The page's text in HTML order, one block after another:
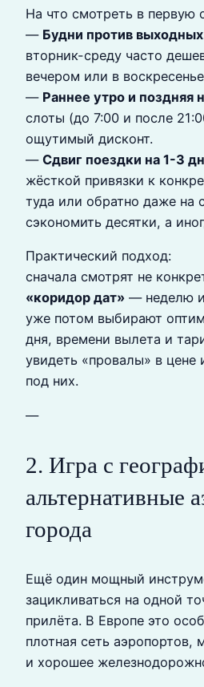
На что смотреть в первую
— Будни против
вторник-среду часто
вечером или в
— Раннее утро и поздняя
слоты (до 7:00 и после
ощутимый дисконт.
— Сдвиг поездки на 1-3
жёсткой привязки к
туда или обратно даже на
сэкономить десятки, а
Практический подход:
сначала смотрят не
«коридор дат» — неделю
уже потом выбирают
дня, времени вылета и
увидеть «провалы» в цене
под них.
—
2. Игра с
альтернативные
города
Ещё один мощный
зацикливаться на одной
прилёта. В Европе это
плотная сеть аэропортов,
и хорошее